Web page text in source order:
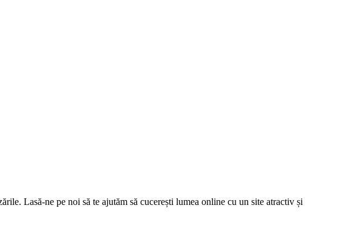
Lasă-ne pe noi să te ajutăm să cucerești lumea online cu un site atractiv și